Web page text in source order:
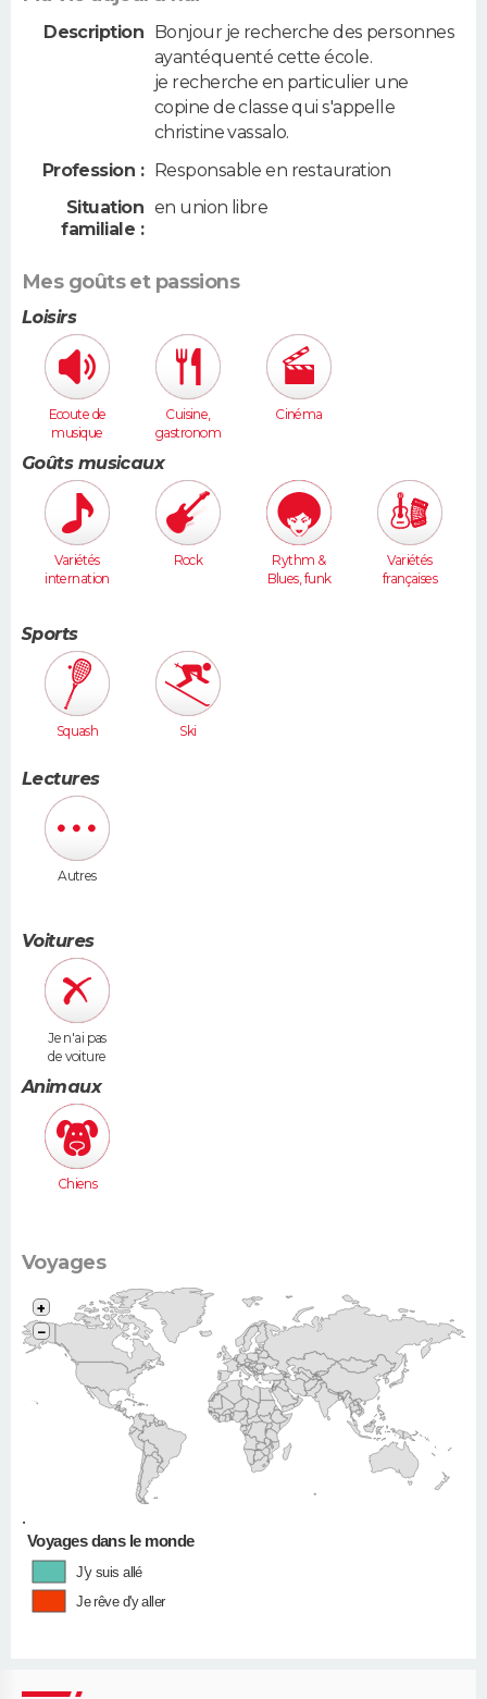
Description
Bonjour je recherche des personnes
ayantéquenté cette école.
je recherche en particulier une
copine de classe qui s'appelle
christine vassalo.
Profession : Responsable en restauration
Situation
familiale :
en union libre
Mes goûts et passions
Loisirs
Ecoute de
musique
Cuisine,
gastronom
Cinéma
Goûts musicaux
Variétés
internation
Rock
Rythm &
Blues, funk
Variétés
françaises
Sports
Squash Ski
Lectures
Autres
Voitures
Je n'ai pas
de voiture
Animaux
Chiens
Voyages
•
+
−
Voyages dans le monde
J'y suis allé
Je rêve d'y aller